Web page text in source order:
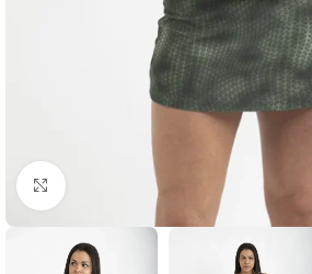
Clique para ampliar